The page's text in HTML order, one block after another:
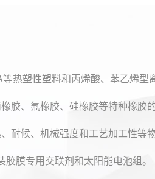
热塑性塑料和丙烯酸、苯乙烯型
胶、氟橡胶、硅橡胶等特种橡胶
耐候、机械强度和工艺加工性
膜专用交联剂和太阳能电池组。